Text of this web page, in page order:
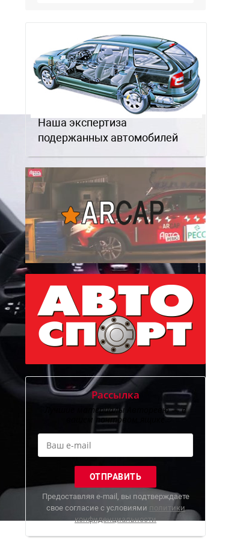
Наша экспертиза
подержанных автомобилей
Рассылка
Лучшие материалы Авторевю — в
вашем почтовом ящике
Предоставляя e-mail, вы подтверждаете
свое согласие с условиями политики
конфиденциальности